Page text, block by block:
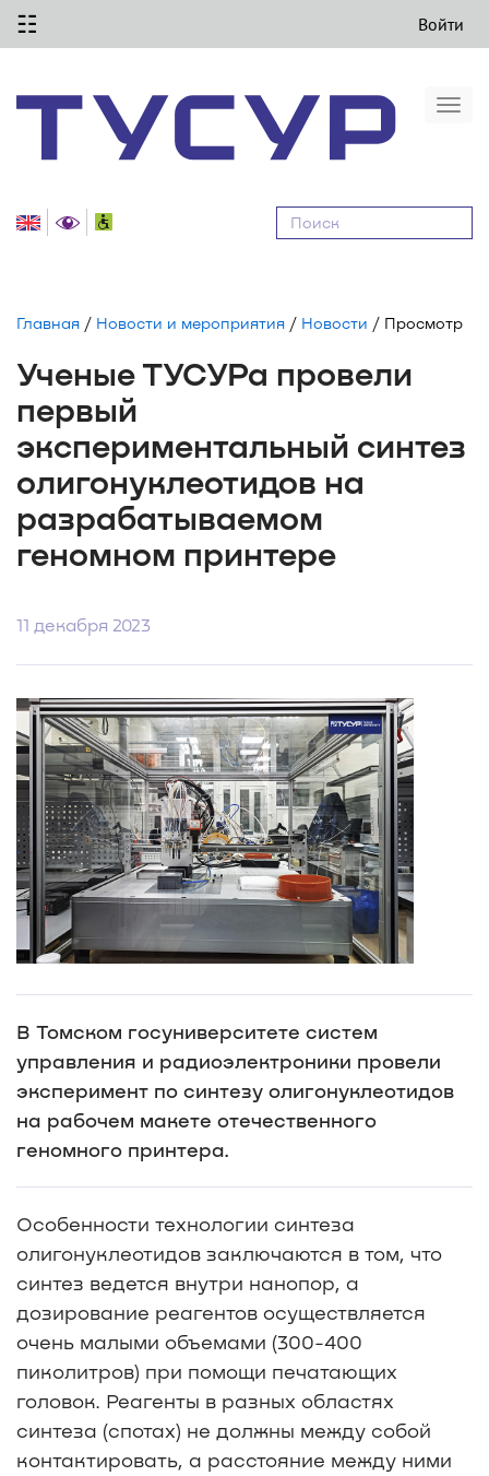
☷ Войти
Главная / Новости и мероприятия / Новости / Просмотр
Ученые ТУСУРа провели
первый
экспериментальный синтез
олигонуклеотидов на
разрабатываемом
геномном принтере
11 декабря 2023
В Томском госуниверситете систем
управления и радиоэлектроники провели
эксперимент по синтезу олигонуклеотидов
на рабочем макете отечественного
геномного принтера.
Особенности технологии синтеза
олигонуклеотидов заключаются в том, что
синтез ведется внутри нанопор, а
дозирование реагентов осуществляется
очень малыми объемами (300-400
пиколитров) при помощи печатающих
головок. Реагенты в разных областях
синтеза (спотах) не должны между собой
контактировать, а расстояние между ними